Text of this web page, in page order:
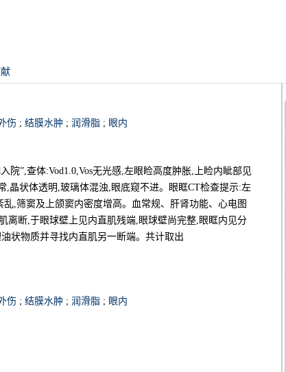
伤 ; 结膜水肿 ; 润滑脂 ; 眼内
院”,查体:Vod1.0,Vos无光感,左眼睑高度肿胀,上睑内眦部见
晶状体透明,玻璃体混浊,眼底窥不进。眼眶CT检查提示:左
,筛窦及上颌窦内密度增高。血常规、肝肾功能、心电图
离断,于眼球壁上见内直肌残端,眼球壁尚完整,眼眶内见分
状物质并寻找内直肌另一断端。共计取出
伤 ; 结膜水肿 ; 润滑脂 ; 眼内